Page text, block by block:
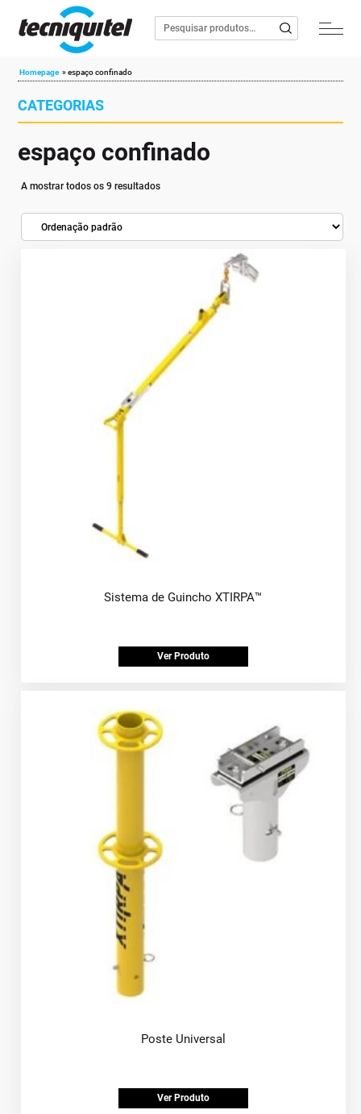
Homepage »espaço confinado
CATEGORIAS
espaço confinado
A mostrar todos os 9 resultados
Sistema de Guincho XTIRPA™
Ver Produto
Poste Universal
Ver Produto